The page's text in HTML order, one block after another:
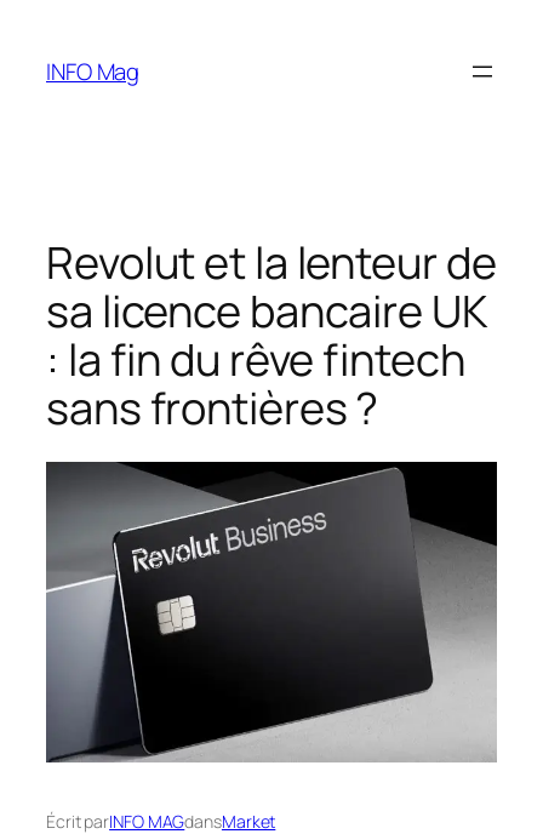
contenu
INFO Mag
Revolut et la lenteur de
sa licence bancaire UK
: la fin du rêve fintech
sans frontières ?
Écrit parINFO MAGdansMarket